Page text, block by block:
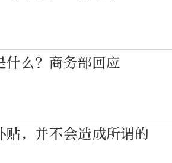
什么？商务部回应
贴，并不会造成所谓的